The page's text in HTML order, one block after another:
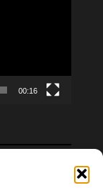
00:16